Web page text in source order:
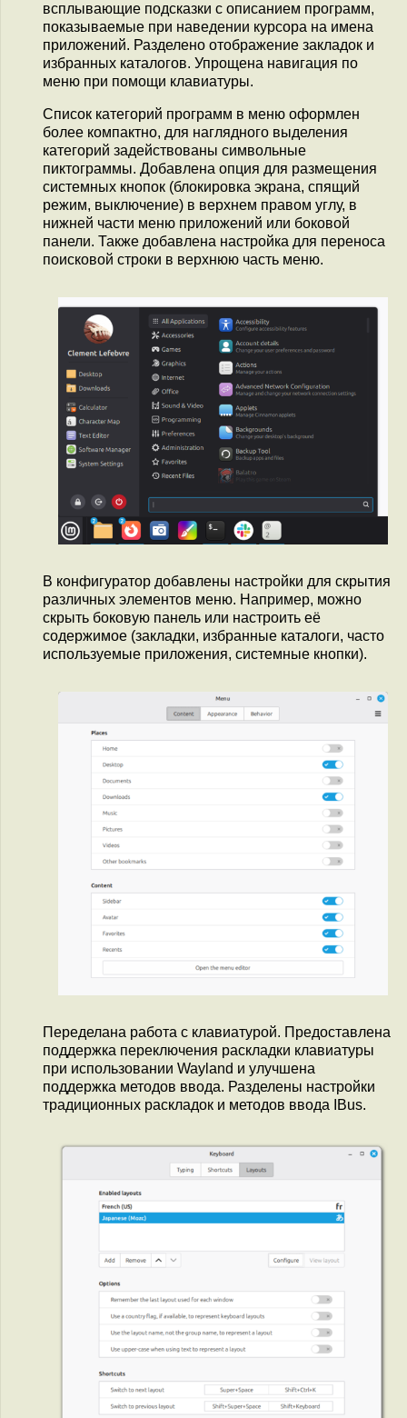
всплывающие подсказки с описанием программ,
показываемые при наведении курсора на имена
приложений. Разделено отображение закладок и
избранных каталогов. Упрощена навигация по
меню при помощи клавиатуры.
Список категорий программ в меню оформлен
более компактно, для наглядного выделения
категорий задействованы символьные
пиктограммы. Добавлена опция для размещения
системных кнопок (блокировка экрана, спящий
режим, выключение) в верхнем правом углу, в
нижней части меню приложений или боковой
панели. Также добавлена настройка для переноса
поисковой строки в верхнюю часть меню.
В конфигуратор добавлены настройки для скрытия
различных элементов меню. Например, можно
скрыть боковую панель или настроить её
содержимое (закладки, избранные каталоги, часто
используемые приложения, системные кнопки).
Переделана работа с клавиатурой. Предоставлена
поддержка переключения раскладки клавиатуры
при использовании Wayland и улучшена
поддержка методов ввода. Разделены настройки
традиционных раскладок и методов ввода IBus.